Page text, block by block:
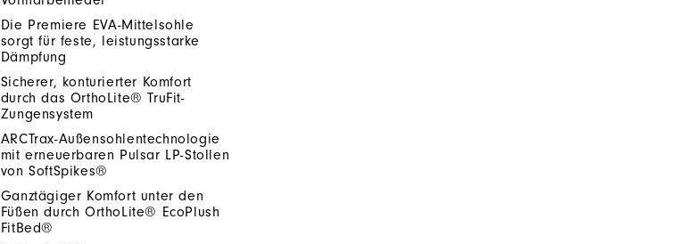
Die Premiere EVA-Mittelsohle
sorgt für feste, leistungsstarke
Dämpfung
Sicherer, konturierter Komfort
durch das OrthoLite® TruFit-
Zungensystem
ARCTrax-Außensohlentechnologie
mit erneuerbaren Pulsar LP-Stollen
von SoftSpikes®
Ganztägiger Komfort unter den
Füßen durch OrthoLite® EcoPlush
FitBed®